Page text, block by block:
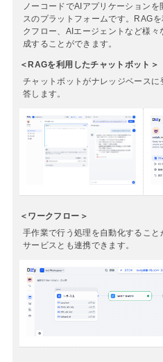
ノーコードでAIアプリケーション
スのプラットフォームです。RAG
クフロー、AIエージェントなど様
成することができます。
＜RAGを利用したチャットボット＞
チャットボットがナレッジベース
答します。
＜ワークフロー＞
手作業で行う処理を自動化するこ
サービスとも連携できます。